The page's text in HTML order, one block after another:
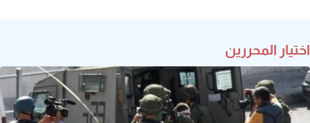
اختيار المحررين